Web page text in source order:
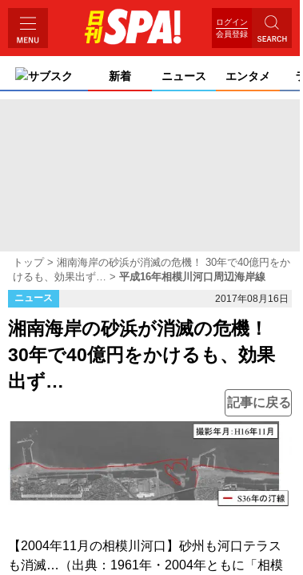
ログイン
会員登録
サブスク 新着 ニュース エンタメ
トップ
湘南海岸の砂浜が消滅の危機！ 30年で40億円をか
けるも、効果出ず…
平成16年相模川河口周辺海岸線
ニュース 2017年08月16日
湘南海岸の砂浜が消滅の危機！
30年で40億円をかけるも、効果
出ず…
記事に戻る
【2004年11月の相模川河口】砂州も河口テラス
も消滅…（出典：1961年・2004年ともに「相模